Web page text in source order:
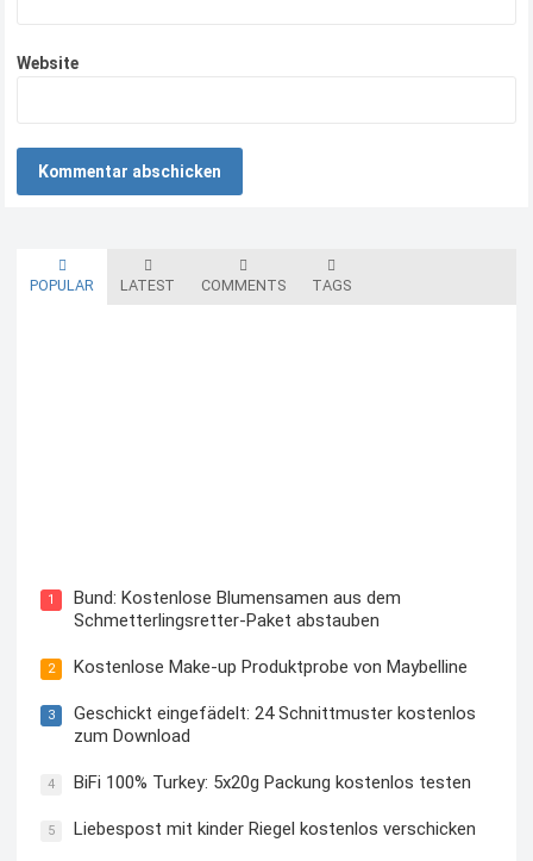
Website
POPULAR LATEST COMMENTS TAGS
1
Bund: Kostenlose Blumensamen aus dem
Schmetterlingsretter-Paket abstauben
2 Kostenlose Make-up Produktprobe von Maybelline
3
Geschickt eingefädelt: 24 Schnittmuster kostenlos
zum Download
4 BiFi 100% Turkey: 5x20g Packung kostenlos testen
5 Liebespost mit kinder Riegel kostenlos verschicken